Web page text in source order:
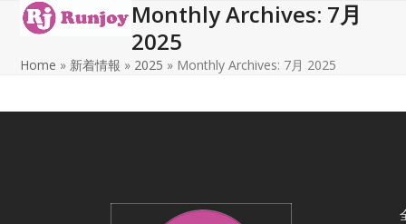
Open
mobile
menu
Close
mobile
menu
Monthly Archives: 7月
2025
Home » 新着情報 » 2025 » Monthly Archives: 7月 2025